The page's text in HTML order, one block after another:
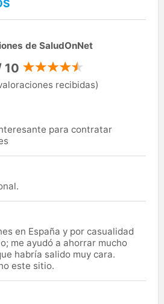
de SaludOnNet
10
recibidas)
para contratar
en España y por casualidad
me ayudó a ahorrar mucho
habría salido muy cara.
este sitio.